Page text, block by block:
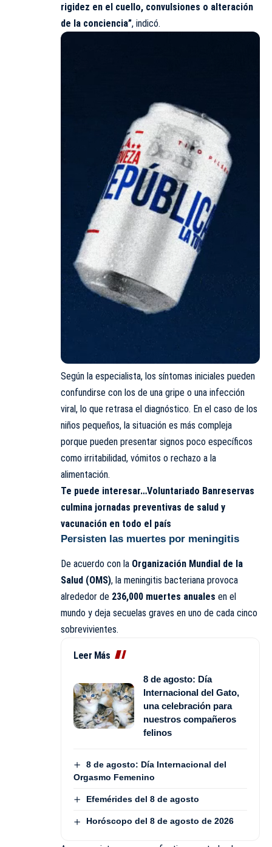
rigidez en el cuello, convulsiones o alteración
de la conciencia”, indicó.
Según la especialista, los síntomas iniciales pueden
confundirse con los de una gripe o una infección
viral, lo que retrasa el diagnóstico. En el caso de los
niños pequeños, la situación es más compleja
porque pueden presentar signos poco específicos
como irritabilidad, vómitos o rechazo a la
alimentación.
Te puede interesar…Voluntariado Banreservas
culmina jornadas preventivas de salud y
vacunación en todo el país
Persisten las muertes por meningitis
De acuerdo con la Organización Mundial de la
Salud (OMS), la meningitis bacteriana provoca
alrededor de 236,000 muertes anuales en el
mundo y deja secuelas graves en uno de cada cinco
sobrevivientes.
Leer Más
8 de agosto: Día
Internacional del Gato,
una celebración para
nuestros compañeros
felinos
8 de agosto: Día Internacional del
Orgasmo Femenino
Efemérides del 8 de agosto
Horóscopo del 8 de agosto de 2026